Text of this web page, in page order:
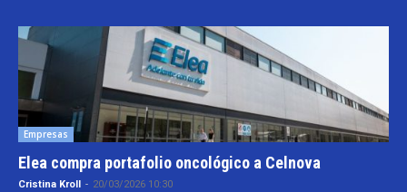
Empresas
Elea compra portafolio oncológico a Celnova
Cristina Kroll - 20/03/2026 10:30